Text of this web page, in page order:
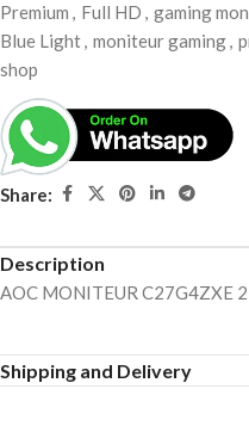
Premium , Full HD , gaming
Blue Light, moniteur gaming,
shop
Share:
Description
AOC MONITEUR C27G4ZXE
Shipping and Delivery